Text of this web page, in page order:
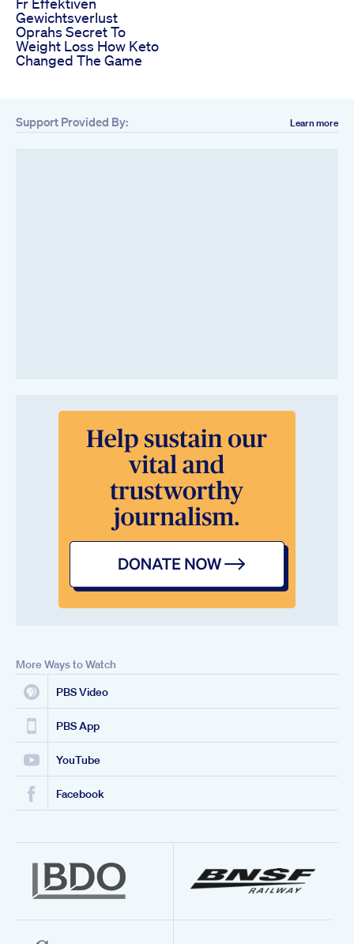
Gewichtsverlust
Oprahs Secret To
Weight Loss How Keto
Changed The Game
Support Provided By: Learn more
More Ways to Watch
PBS Video
PBS App
YouTube
Facebook